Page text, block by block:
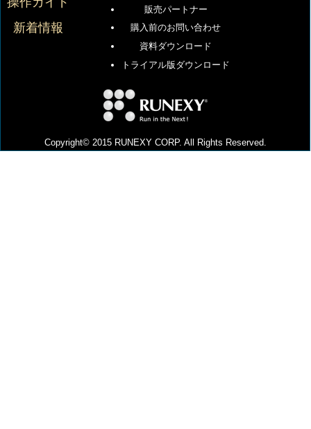
新着情報
販売パートナー
購入前のお問い合わせ
資料ダウンロード
トライアル版ダウンロード
Copyright© 2015 RUNEXY CORP. All Rights Reserved.